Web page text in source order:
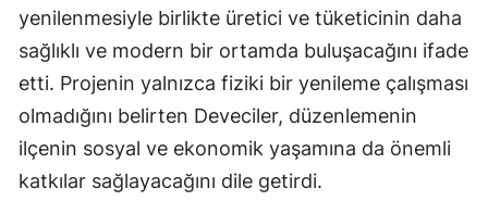
yenilenmesiyle birlikte üretici ve tüketicinin daha
sağlıklı ve modern bir ortamda buluşacağını ifade
etti. Projenin yalnızca fiziki bir yenileme çalışması
olmadığını belirten Deveciler, düzenlemenin
ilçenin sosyal ve ekonomik yaşamına da önemli
katkılar sağlayacağını dile getirdi.